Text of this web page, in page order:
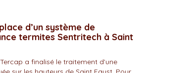
d’un système de
termites Sentritech à Saint
a finalisé le traitement d’une